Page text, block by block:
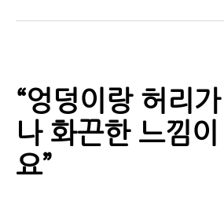
섬유근육통
수술 후 통증·재활
“엉덩이랑 허리
나 화끈한 느낌
요”